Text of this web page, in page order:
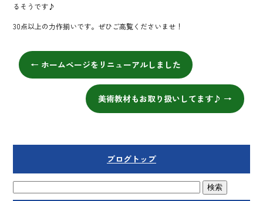
るそうです♪
30点以上の力作揃いです。ぜひご高覧くださいませ！
← ホームページをリニューアルしました
美術教材もお取り扱いしてます♪ →
ブログトップ